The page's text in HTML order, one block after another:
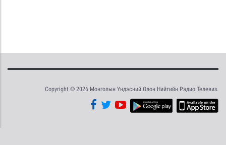
Copyright © 2026 Монголын Үндэсний Олон Нийтийн Радио Телевиз.